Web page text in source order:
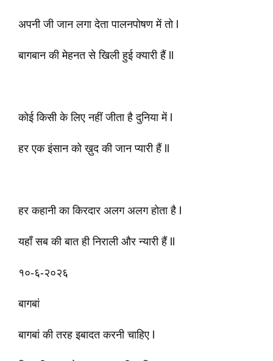
अपनी जी जान लगा देता पालनपोषण में तो l
बागबान की मेहनत से खिली हुई क्यारी हैं ll
कोई किसी के लिए नहीं जीता है दुनिया में l
हर एक इंसान को ख़ुद की जान प्यारी हैं ll
हर कहानी का किरदार अलग अलग होता है l
यहाँ सब की बात ही निराली और न्यारी हैं ll
१०-६-२०२६
बागबां
बागबां की तरह इबादत करनी चाहिए l